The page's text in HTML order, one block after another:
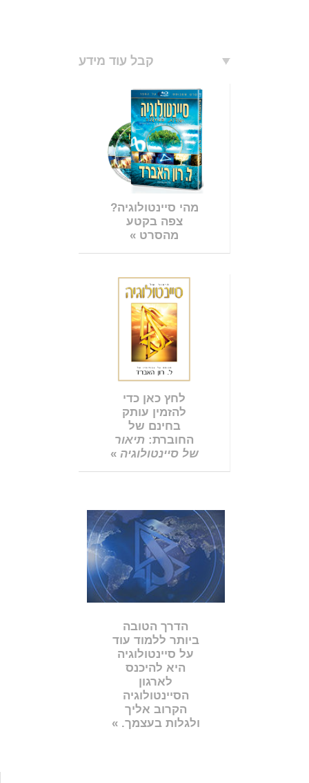
קבל עוד מידע
מהי סיינטולוגיה?
צפה בקטע
מהסרט »
לחץ כאן כדי
להזמין עותק
בחינם של
החוברת: תיאור
של סיינטולוגיה »
הדרך הטובה
ביותר ללמוד עוד
על סיינטולוגיה
היא להיכנס
לארגון
הסיינטולוגיה
הקרוב אליך
ולגלות בעצמך. »